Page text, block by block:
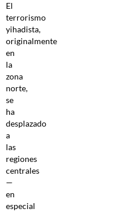
El
terrorismo
yihadista,
originalmente
en
la
zona
norte,
se
ha
desplazado
a
las
regiones
centrales
—
en
especial